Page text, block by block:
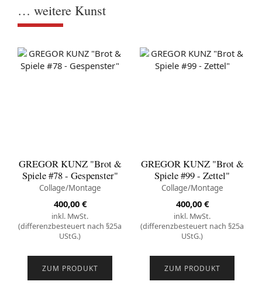
… weitere Kunst
GREGOR KUNZ "Brot &
Spiele #78 - Gespenster"
Collage/Montage
400,00 €
inkl. MwSt.
(differenzbesteuert nach §25a
UStG.)
ZUM PRODUKT
GREGOR KUNZ "Brot &
Spiele #99 - Zettel"
Collage/Montage
400,00 €
inkl. MwSt.
(differenzbesteuert nach §25a
UStG.)
ZUM PRODUKT